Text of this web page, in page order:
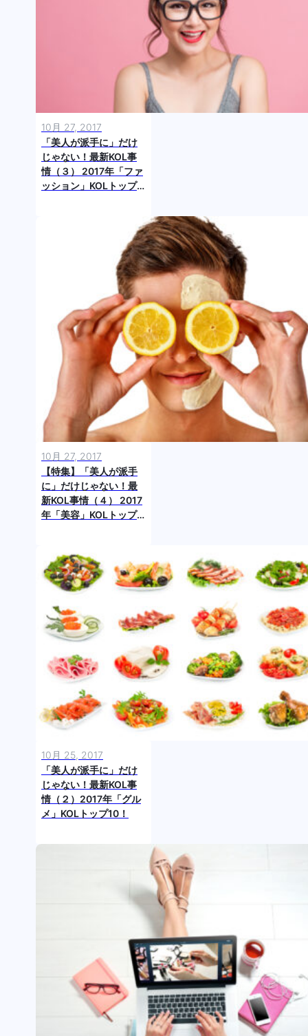
10月 27, 2017
「美人が派手に」だけ
じゃない！最新KOL事
情（３） 2017年「ファ
ッション」KOLトップ
10月 27, 2017
【特集】「美人が派手
に」だけじゃない！最
新KOL事情（４） 2017
年「美容」KOLトップ
10月 25, 2017
「美人が派手に」だけ
じゃない！最新KOL事
情（２）2017年「グル
メ」KOLトップ10！